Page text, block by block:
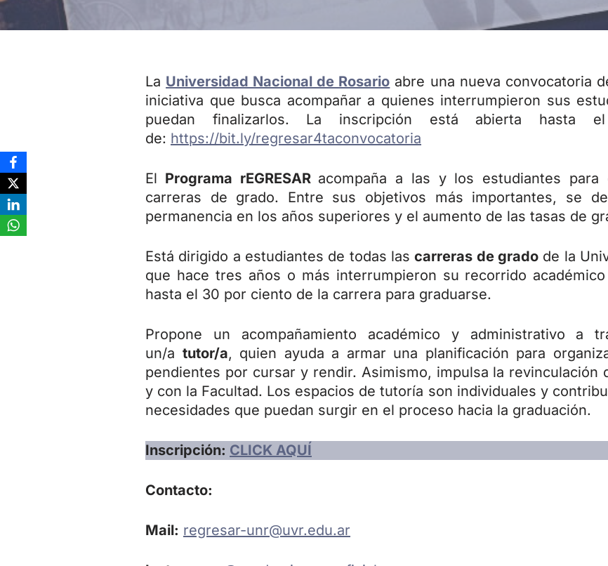
La Universidad Nacional de Rosario abre una nueva convocatoria
iniciativa que busca acompañar a quienes interrumpieron sus
puedan finalizarlos. La inscripción está abierta
de: https://bit.ly/regresar4taconvocatoria
El Programa rEGRESAR acompaña a las y los estudiantes para
carreras de grado. Entre sus objetivos más importantes, se
permanencia en los años superiores y el aumento de las tasas de
Está dirigido a estudiantes de todas lascarreras de grado de la
que hace tres años o más interrumpieron su recorrido
hasta el 30 por ciento de la carrera para graduarse.
Propone un acompañamiento académico y administrativo a
un/a tutor/a, quien ayuda a armar una planificación para
pendientes por cursar y rendir. Asimismo, impulsa la revinculación
y con la Facultad. Los espacios de tutoría son individuales y
necesidades que puedan surgir en el proceso hacia la graduación.
Inscripción: CLICK AQUÍ
Contacto:
Mail: regresar-unr@uvr.edu.ar